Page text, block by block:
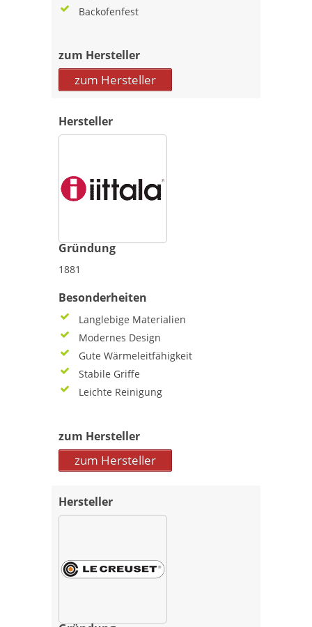
Backofenfest
zum Hersteller
zum Hersteller
Hersteller
Gründung
1881
Besonderheiten
Langlebige Materialien
Modernes Design
Gute Wärmeleitfähigkeit
Stabile Griffe
Leichte Reinigung
zum Hersteller
zum Hersteller
Hersteller